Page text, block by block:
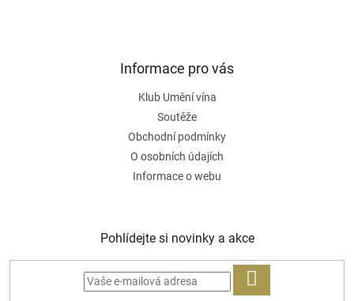
Informace pro vás
Klub Umění vína
Soutěže
Obchodní podmínky
O osobních údajích
Informace o webu
Pohlídejte si novinky a akce